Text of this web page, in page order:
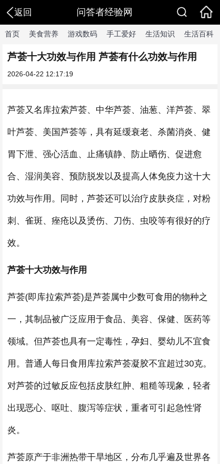
返回 问答者经验网
首页 美食营养 游戏数码 手工爱好 生活知识 生活百科
芦荟十大功效与作用 芦荟有什么功效与作用
2026-04-22 12:17:19
芦荟又名库拉索芦荟、中华芦荟、油葱、洋芦荟、翠
叶芦荟、美国芦荟等，具有延缓衰老、杀菌消炎、健
胃下泄、强心活血、止痛镇静、防止晒伤、促进愈
合、湿润美容、预防脱发以及提高人体免疫力这十大
功效与作用。同时，芦荟还可以治疗皮肤炎症，对粉
刺、雀斑、痤疮以及烫伤、刀伤、虫咬等有很好的疗
效。
芦荟十大功效与作用
芦荟(即库拉索芦荟)是芦荟属中少数可食用的物种之
一，其制品被广泛应用于食品、美容、保健、医药等
领域。但芦荟也具有一定毒性，孕妇、婴幼儿不宜食
用。普通人每日食用库拉索芦荟凝胶不宜超过30克。
对芦荟的过敏反应包括皮肤红肿、粗糙等现象，轻者
出现恶心、呕吐、腹泻等症状，重者可引起急性肾
炎。
芦荟原产于非洲热带干旱地区，分布几乎遍及世界各